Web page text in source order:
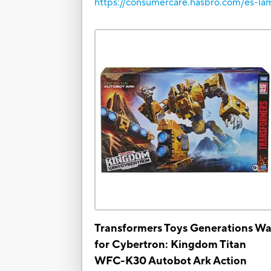
https://consumercare.hasbro.com/es-
Transformers Toys Generations
for Cybertron: Kingdom Titan
WFC-K30 Autobot Ark Action